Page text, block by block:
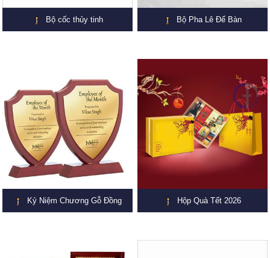
Bộ cốc thủy tinh Bộ Pha Lê Để Bàn
Kỷ Niệm Chương Gỗ Đồng Hộp Quà Tết 2026